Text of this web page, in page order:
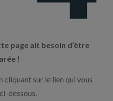
page ait besoin d’être
!
cliquant sur le lien qui vous
dessous.